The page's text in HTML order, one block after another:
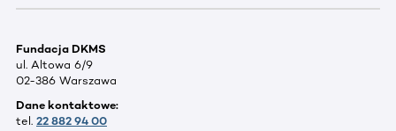
Fundacja DKMS
ul. Altowa 6/9
02-386 Warszawa
Dane kontaktowe:
tel. 22 882 94 00